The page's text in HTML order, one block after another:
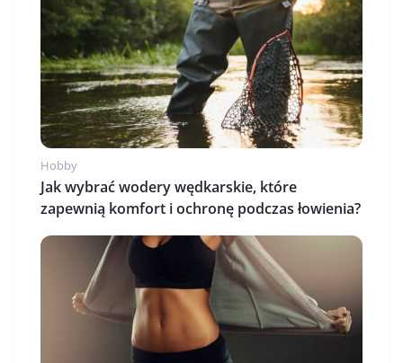
Hobby
Jak wybrać wodery wędkarskie, które
zapewnią komfort i ochronę podczas łowienia?